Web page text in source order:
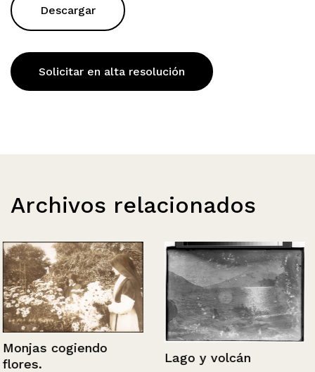
Descargar
Solicitar en alta resolución
Archivos relacionados
Monjas cogiendo
flores.
Lago y volcán